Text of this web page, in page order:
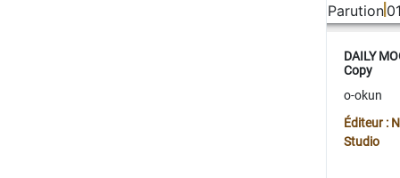
Parution
DAILY
Copy
o-okun
Éditeur :
Studio